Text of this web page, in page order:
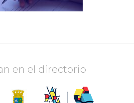
en el directorio